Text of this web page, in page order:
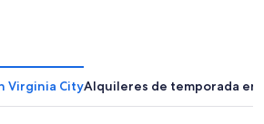
Virginia CityAlquileres de temporada en